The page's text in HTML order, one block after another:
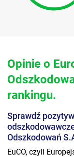
Opinie o
rankingu.
Sprawdź
Odszkodowań
EuCO, czyli